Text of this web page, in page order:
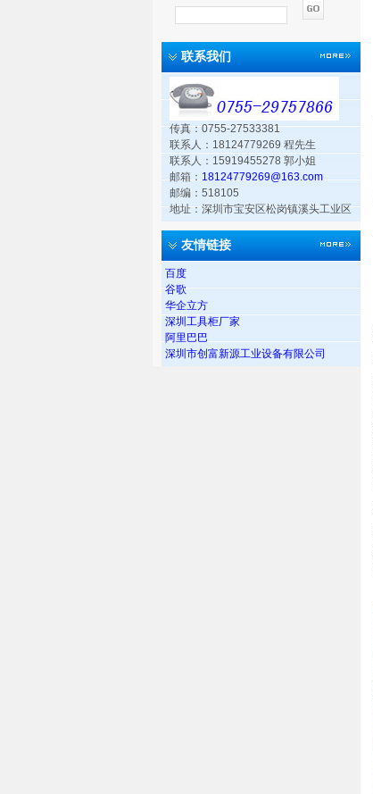
联系我们
传真：0755-27533381
联系人：18124779269 程先生
联系人：15919455278 郭小姐
邮箱：18124779269@163.com
邮编：518105
地址：深圳市宝安区松岗镇溪头工业区
友情链接
百度
谷歌
华企立方
深圳工具柜厂家
阿里巴巴
深圳市创富新源工业设备有限公司